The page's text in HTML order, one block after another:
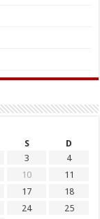
S
D
3
4
10
11
17
18
24
25